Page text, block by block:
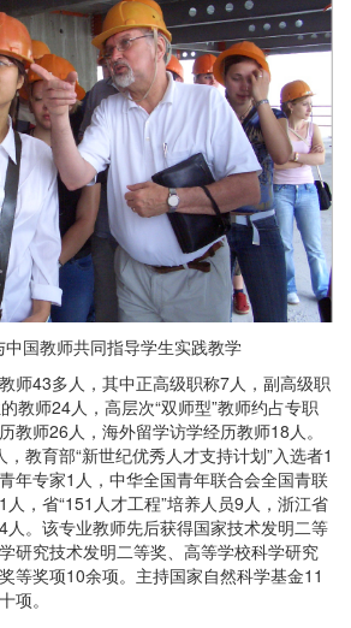
中国教师共同指导学生实践教学
师43多人，其中正高级职称7人，副高级职
教师24人，高层次“双师型”教师约占专职
教师26人，海外留学访学经历教师18人。
教育部“新世纪优秀人才支持计划”入选者1
年专家1人，中华全国青年联合会全国青联
，省“151人才工程”培养人员9人，浙江省
人。该专业教师先后获得国家技术发明二等
研究技术发明二等奖、高等学校科学研究
等奖项10余项。主持国家自然科学基金11
项。